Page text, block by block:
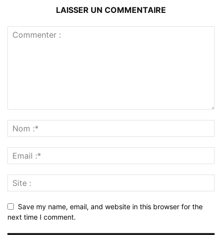
LAISSER UN COMMENTAIRE
Save my name, email, and website in this browser for the
next time I comment.